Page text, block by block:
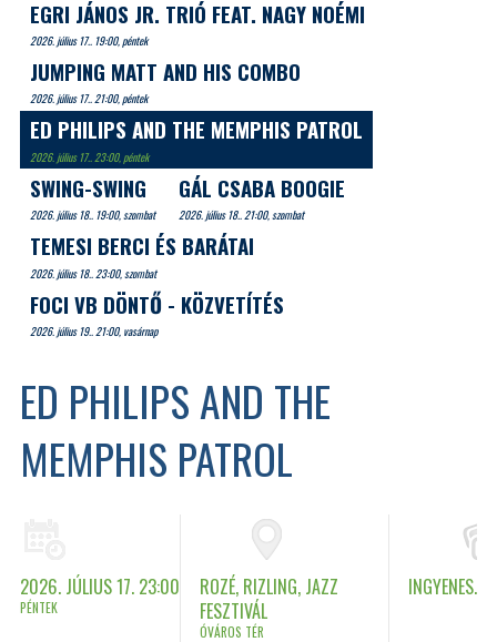
ED PHILIPS AND THE
MEMPHIS PATROL
2026. JÚLIUS 17. 23:00
PÉNTEK
ROZÉ, RIZLING, JAZZ
FESZTIVÁL
ÓVÁROS TÉR
INGYENES.
EGRI JÁNOS JR. TRIÓ FEAT. NAGY NOÉMI
2026. július 17.. 19:00, péntek
JUMPING MATT AND HIS COMBO
2026. július 17.. 21:00, péntek
ED PHILIPS AND THE MEMPHIS PATROL
2026. július 17.. 23:00, péntek
SWING-SWING
2026. július 18.. 19:00, szombat
GÁL CSABA BOOGIE
2026. július 18.. 21:00, szombat
TEMESI BERCI ÉS BARÁTAI
2026. július 18.. 23:00, szombat
FOCI VB DÖNTŐ - KÖZVETÍTÉS
2026. július 19.. 21:00, vasárnap